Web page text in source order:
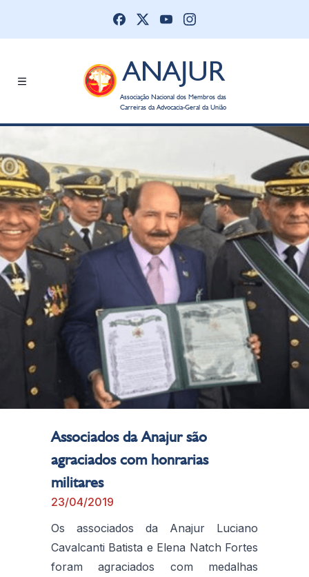
ANAJUR
Associação Nacional dos Membros das
Carreiras da Advocacia-Geral da União
Associados da Anajur são
agraciados com honrarias
militares
23/04/2019
Os associados da Anajur Luciano
Cavalcanti Batista e Elena Natch Fortes
foram agraciados com medalhas